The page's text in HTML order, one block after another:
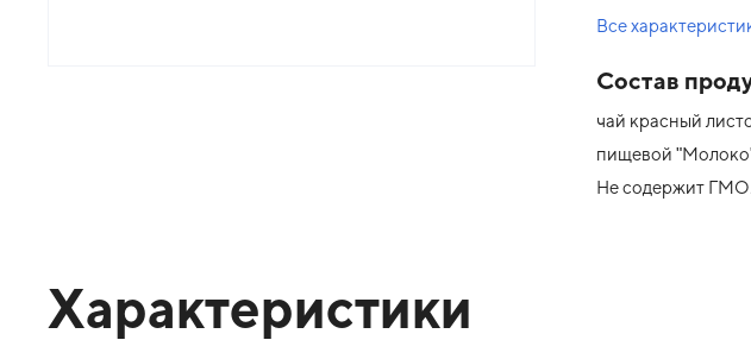
Все
Состав
чай красный
пищевой
Не содержит ГМО.
Характеристики